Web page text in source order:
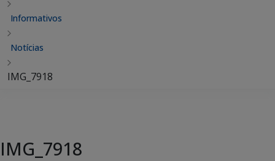
Informativos
Notícias
IMG_7918
IMG_7918